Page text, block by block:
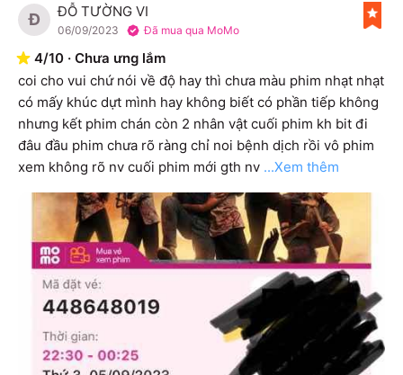
Đ ĐỖ TƯỜNG VI
06/09/2023 Đã mua qua MoMo
4/10 · Chưa ưng lắm
coi cho vui chứ nói về độ hay thì chưa màu phim nhạt nhạt
có mấy khúc dựt mình hay không biết có phần tiếp không
nhưng kết phim chán còn 2 nhân vật cuối phim kh bit đi
đâu đầu phim chưa rõ ràng chỉ noi bệnh dịch rồi vô phim
xem không rõ nv cuối phim mới gth nv ...Xem thêm